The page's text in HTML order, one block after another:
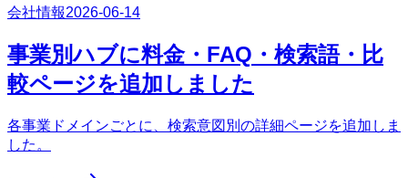
会社情報2026-06-14
事業別ハブに料金・FAQ・検索語・比
較ページを追加しました
各事業ドメインごとに、検索意図別の詳細ページを追加しま
した。